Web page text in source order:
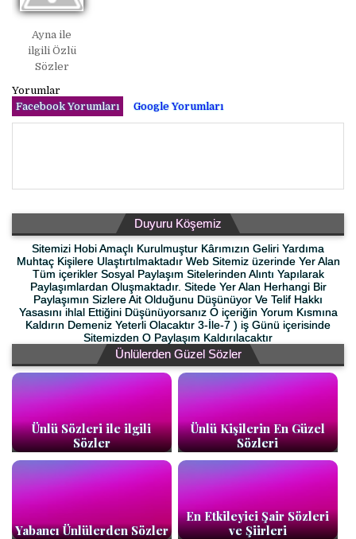
Ayna ile
ilgili Özlü
Sözler
Yorumlar
Facebook Yorumları
Google Yorumları
Duyuru Köşemiz
Sitemizi Hobi Amaçlı Kurulmuştur Kârımızın Geliri Yardıma
Muhtaç Kişilere Ulaştırtılmaktadır Web Sitemiz üzerinde Yer Alan
Tüm içerikler Sosyal Paylaşım Sitelerinden Alıntı Yapılarak
Paylaşımlardan Oluşmaktadır. Sitede Yer Alan Herhangi Bir
Paylaşımın Sizlere Ait Olduğunu Düşünüyor Ve Telif Hakkı
Yasasını ihlal Ettiğini Düşünüyorsanız O içeriğin Yorum Kısmına
Kaldırın Demeniz Yeterli Olacaktır 3-İle-7 ) iş Günü içerisinde
Sitemizden O Paylaşım Kaldırılacaktır
Ünlülerden Güzel Sözler
Ünlü Sözleri ile ilgili
Sözler
Ünlü Kişilerin En Güzel
Sözleri
Yabancı Ünlülerden Sözler
En Etkileyici Şair Sözleri
ve Şiirleri